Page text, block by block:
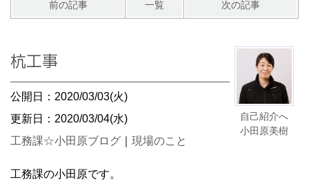
前の記事 一覧 次の記事
自己紹介へ
小田原美樹
杭工事
公開日：2020/03/03(火)
更新日：2020/03/04(水)
工務課☆小田原ブログ
現場のこと
工務課の小田原です。